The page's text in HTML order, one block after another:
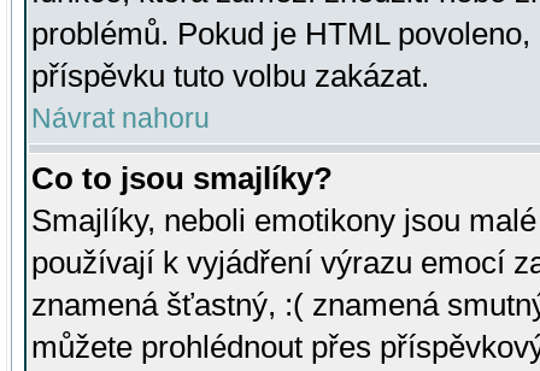
problémů. Pokud je HTML
příspěvku tuto volbu zakázat.
Návrat nahoru
Co to jsou smajlíky?
Smajlíky, neboli emotikony jsou
používají k vyjádření výrazu emocí
znamená šťastný, :( znamená
můžete prohlédnout přes